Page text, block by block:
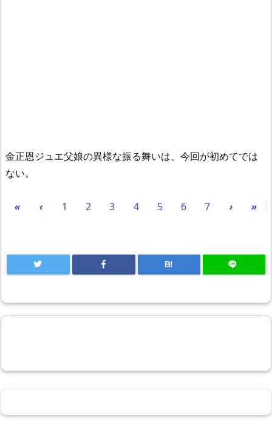
金正恩ジュエ父娘の異様な振る舞いは、今回が初めてでは
ない。
« ‹ 1 2 3 4 5 6 7 › »
B!